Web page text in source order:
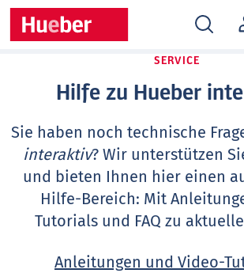
SERVICE
Hilfe zu Hueber
Sie haben noch technische
interaktiv? Wir unterstützen
und bieten Ihnen hier einen
Hilfe-Bereich: Mit
Tutorials und FAQ zu
Anleitungen und Video-